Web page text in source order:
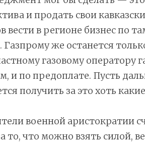
и продать свои
вести в регионе бизнес по
же останется
газовому оператору
и по предоплате. Пусть
получить за это хоть
военной аристократии
то, что можно взять силой,